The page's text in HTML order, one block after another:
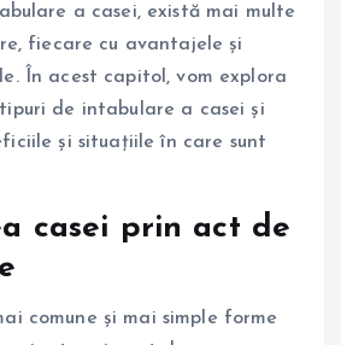
a casei, există mai multe
fiecare cu avantajele și
În acest capitol, vom explora
de intabulare a casei și
și situațiile în care sunt
casei prin act de
comune și mai simple forme